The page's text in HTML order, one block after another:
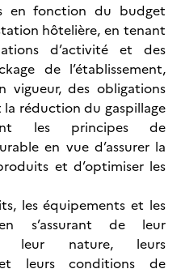
en fonction du budget
hôtelière, en tenant
d’activité et des
de l’établissement,
vigueur, des obligations
la réduction du gaspillage
les principes de
en vue d’assurer la
et d’optimiser les
les équipements et les
s’assurant de leur
leur nature, leurs
et leurs conditions de